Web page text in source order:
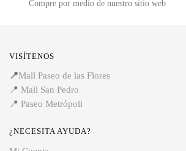
Compre por medio de nuestro sitio web
VISÍTENOS
📍Mall Paseo de las Flores
📍 Mall San Pedro
📍 Paseo Metrópoli
¿NECESITA AYUDA?